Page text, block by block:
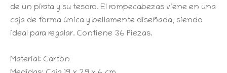
de un pirata y su tesoro. El rompecabezas viene en una
caja de forma única y bellamente diseñada, siendo
ideal para regalar. Contiene 36 Piezas.
Material: Cartón